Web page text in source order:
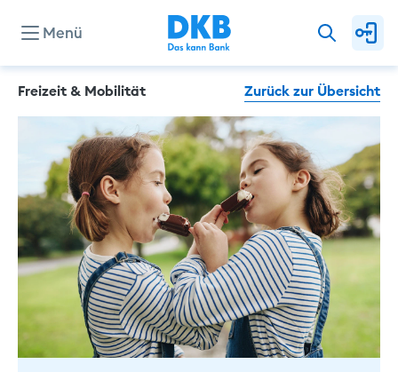
Menü
Freizeit & Mobilität Zurück zur Übersicht